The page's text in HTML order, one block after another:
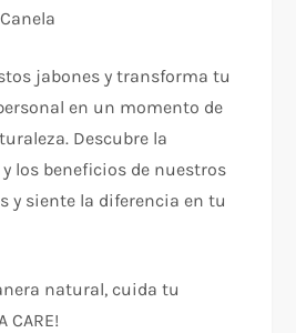
jabones y transforma tu
en un momento de
Descubre la
los beneficios de nuestros
y siente la diferencia en tu
natural, cuida tu
CARE!